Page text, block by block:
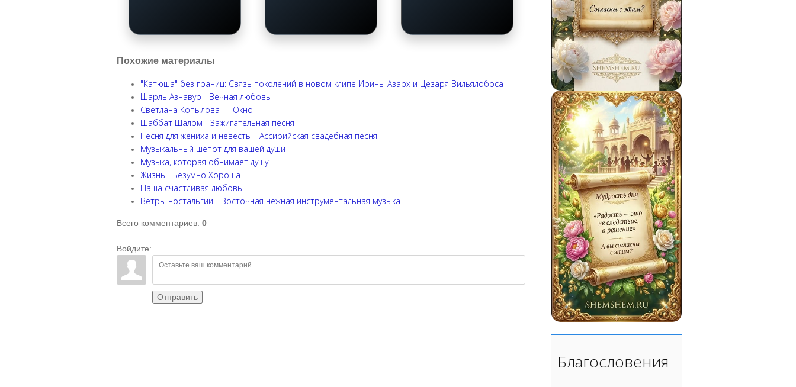
Похожие материалы
"Катюша" без границ: Связь поколений в новом клипе Ирины Азарх и Цезаря Вильялобоса
Шарль Азнавур - Вечная любовь
Светлана Копылова — Окно
Шаббат Шалом - Зажигательная песня
Песня для жениха и невесты - Ассирийская свадебная песня
Музыкальный шепот для вашей души
Музыка, которая обнимает душу
Жизнь - Безумно Хороша
Наша счастливая любовь
Ветры ностальгии - Восточная нежная инструментальная музыка
Всего комментариев: 0
Войдите:
Отправить
Благословения